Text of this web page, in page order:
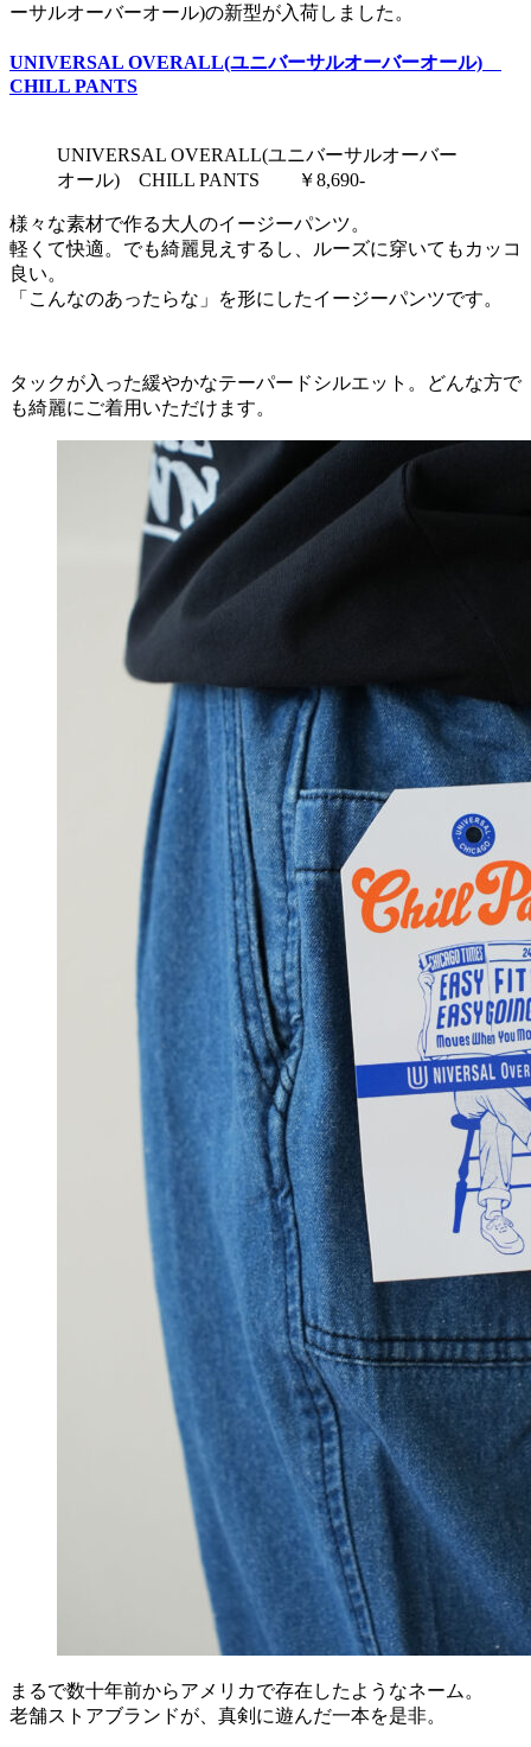
ーサルオーバーオール)の新型が入荷しました。
UNIVERSAL OVERALL(ユニバーサルオーバーオール)
CHILL PANTS
UNIVERSAL OVERALL(ユニバーサルオーバー
オール) CHILL PANTS ￥8,690‐
様々な素材で作る大人のイージーパンツ。
軽くて快適。でも綺麗見えするし、ルーズに穿いてもカッコ
良い。
「こんなのあったらな」を形にしたイージーパンツです。
タックが入った緩やかなテーパードシルエット。どんな方で
も綺麗にご着用いただけます。
まるで数十年前からアメリカで存在したようなネーム。
老舗ストアブランドが、真剣に遊んだ一本を是非。